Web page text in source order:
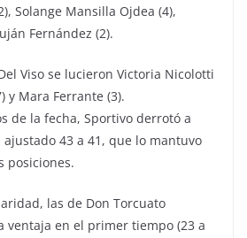
Solange Mansilla Ojdea (4),
Fernández (2).
Viso se lucieron Victoria Nicolotti
y Mara Ferrante (3).
de la fecha, Sportivo derrotó a
ajustado 43 a 41, que lo mantuvo
posiciones.
las de Don Torcuato
ventaja en el primer tiempo (23 a